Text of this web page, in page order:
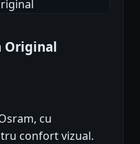
Original
cu
confort vizual.